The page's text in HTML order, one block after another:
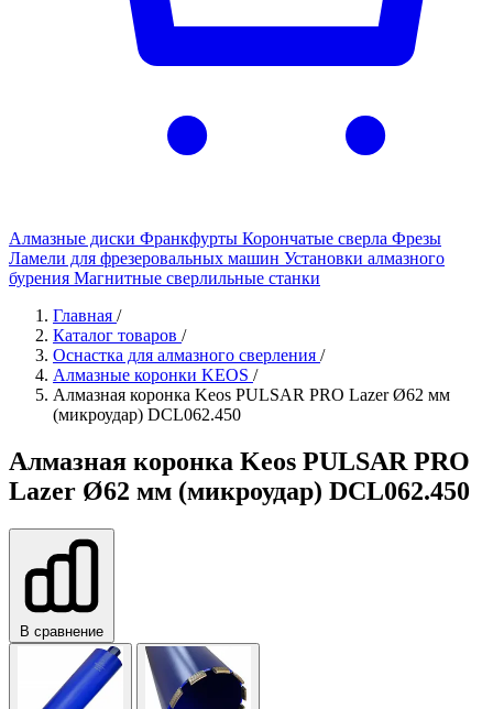
Алмазные диски Франкфурты Корончатые сверла Фрезы
Ламели для фрезеровальных машин Установки алмазного
бурения Магнитные сверлильные станки
Главная /
Каталог товаров /
Оснастка для алмазного сверления /
Алмазные коронки KEOS /
Алмазная коронка Keos PULSAR PRO Lazer Ø62 мм
(микроудар) DCL062.450
Алмазная коронка Keos PULSAR PRO
Lazer Ø62 мм (микроудар) DCL062.450
В сравнение